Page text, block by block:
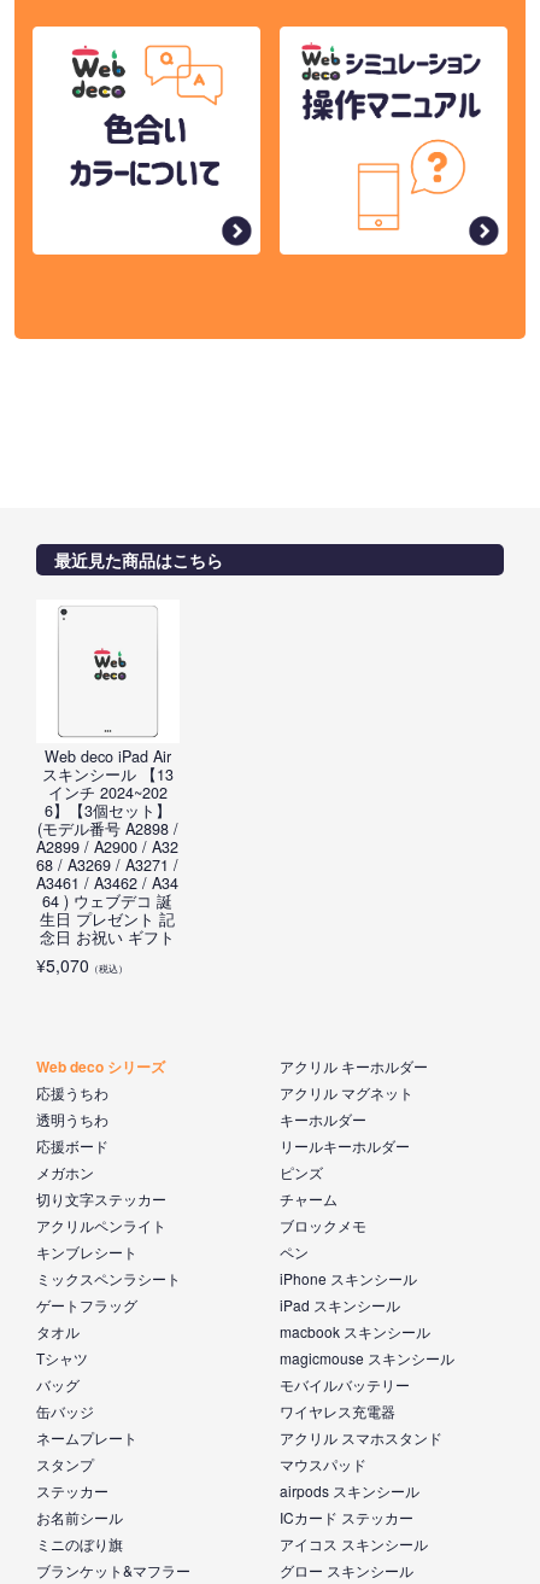
最近見た商品はこちら
Web deco iPad Air
スキンシール 【13
インチ 2024~202
6】【3個セット】
(モデル番号 A2898 /
A2899 / A2900 / A32
68 / A3269 / A3271 /
A3461 / A3462 / A34
64 ) ウェブデコ 誕
生日 プレゼント 記
念日 お祝い ギフト
¥5,070 （税込）
Web deco シリーズ
応援うちわ
透明うちわ
応援ボード
メガホン
切り文字ステッカー
アクリルペンライト
キンブレシート
ミックスペンラシート
ゲートフラッグ
タオル
Tシャツ
バッグ
缶バッジ
ネームプレート
スタンプ
ステッカー
お名前シール
ミニのぼり旗
ブランケット&マフラー
アクリル キーホルダー
アクリル マグネット
キーホルダー
リールキーホルダー
ピンズ
チャーム
ブロックメモ
ペン
iPhone スキンシール
iPad スキンシール
macbook スキンシール
magicmouse スキンシール
モバイルバッテリー
ワイヤレス充電器
アクリル スマホスタンド
マウスパッド
airpods スキンシール
ICカード ステッカー
アイコス スキンシール
グロー スキンシール